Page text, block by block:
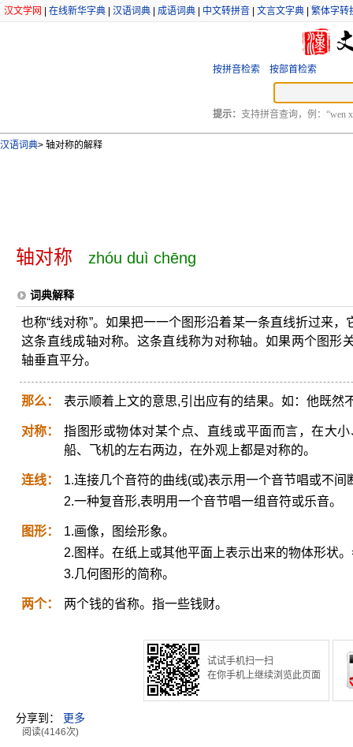
汉文学网 在线新华字典 汉语词典 成语词典 中文转拼音 文言文字典 繁体字转
按拼音检索 按部首检索
提示： 支持拼音查询，例：“wen
汉语词典> 轴对称的解释
轴对称 zhóu duì chēng
词典解释
也称“线对称”。如果把一一个图形沿着某一条直线折过来
这条直线成轴对称。这条直线称为对称轴。如果两个图形
轴垂直平分。
那么： 表示顺着上文的意思,引出应有的结果。如：他既然
对称：
指图形或物体对某个点、直线或平面而言，在大
船、飞机的左右两边，在外观上都是对称的。
连线：
1.连接几个音符的曲线(或)表示用一个音节唱或不间
2.一种复音形,表明用一个音节唱一组音符或乐音。
图形：
1.画像，图绘形象。
2.图样。在纸上或其他平面上表示出来的物体形状。
3.几何图形的简称。
两个： 两个钱的省称。指一些钱财。
试试手机扫一扫
在你手机上继续浏览此页面
分享到： 更多
阅读(4146次)